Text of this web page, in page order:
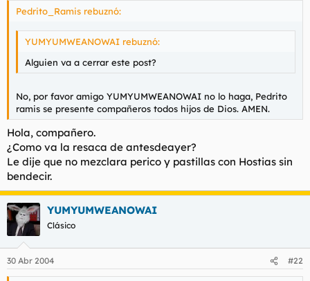
Pedrito_Ramis rebuznó:
YUMYUMWEANOWAI rebuznó:
Alguien va a cerrar este post?
No, por favor amigo YUMYUMWEANOWAI no lo haga, Pedrito
ramis se presente compañeros todos hijos de Dios. AMEN.
Hola, compañero.
¿Como va la resaca de antesdeayer?
Le dije que no mezclara perico y pastillas con Hostias sin
bendecir.
YUMYUMWEANOWAI
Clásico
30 Abr 2004 #22